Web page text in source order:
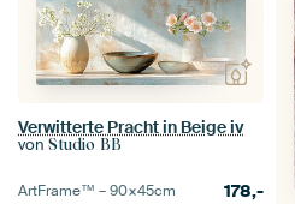
Verwitterte Pracht in Beige iv
von Studio BB
ArtFrame™ –90×45cm 178,-